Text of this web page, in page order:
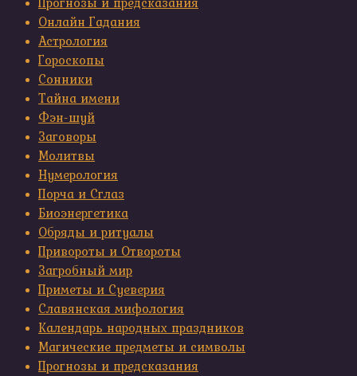
Онлайн Гадания
Астрология
Гороскопы
Сонники
Тайна имени
Фэн-шуй
Заговоры
Молитвы
Нумерология
Порча и Сглаз
Биоэнергетика
Обряды и ритуалы
Привороты и Отвороты
Загробный мир
Приметы и Суеверия
Славянская мифология
Календарь народных праздников
Магические предметы и символы
Прогнозы и предсказания